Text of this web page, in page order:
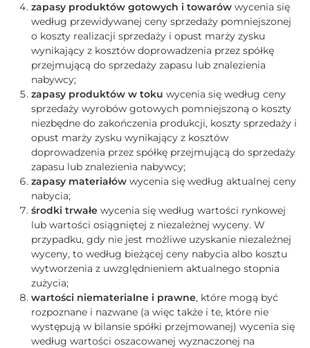
zapasy produktów gotowych i towarów wycenia się
według przewidywanej ceny sprzedaży pomniejszonej
o koszty realizacji sprzedaży i opust marży zysku
wynikający z kosztów doprowadzenia przez spółkę
przejmującą do sprzedaży zapasu lub znalezienia
nabywcy;
zapasy produktów w toku wycenia się według ceny
sprzedaży wyrobów gotowych pomniejszoną o koszty
niezbędne do zakończenia produkcji, koszty sprzedaży i
opust marży zysku wynikający z kosztów
doprowadzenia przez spółkę przejmującą do sprzedaży
zapasu lub znalezienia nabywcy;
zapasy materiałów wycenia się według aktualnej ceny
nabycia;
środki trwałe wycenia się według wartości rynkowej
lub wartości osiągniętej z niezależnej wyceny. W
przypadku, gdy nie jest możliwe uzyskanie niezależnej
wyceny, to według bieżącej ceny nabycia albo kosztu
wytworzenia z uwzględnieniem aktualnego stopnia
zużycia;
wartości niematerialne i prawne, które mogą być
rozpoznane i nazwane (a więc także i te, które nie
występują w bilansie spółki przejmowanej) wycenia się
według wartości oszacowanej wyznaczonej na